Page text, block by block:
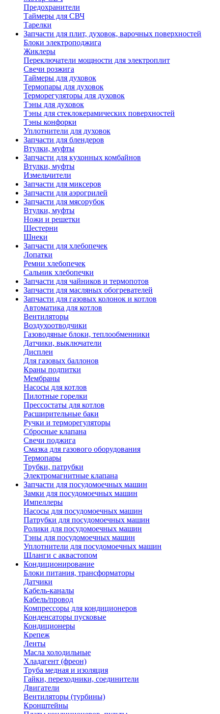
Предохранители
Таймеры для СВЧ
Тарелки
Запчасти для плит, духовок, варочных поверхностей
Блоки электроподжига
Жиклеры
Переключатели мощности для электроплит
Свечи розжига
Таймеры для духовок
Термопары для духовок
Терморегуляторы для духовок
Тэны для духовок
Тэны для стеклокерамических поверхностей
Тэны конфорки
Уплотнители для духовок
Запчасти для блендеров
Втулки, муфты
Запчасти для кухонных комбайнов
Втулки, муфты
Измельчители
Запчасти для миксеров
Запчасти для аэрогрилей
Запчасти для мясорубок
Втулки, муфты
Ножи и решетки
Шестерни
Шнеки
Запчасти для хлебопечек
Лопатки
Ремни хлебопечек
Сальник хлебопечки
Запчасти для чайников и термопотов
Запчасти для масляных обогревателей
Запчасти для газовых колонок и котлов
Автоматика для котлов
Вентиляторы
Воздухоотводчики
Газоводяные блоки, теплообменники
Датчики, выключатели
Дисплеи
Для газовых баллонов
Краны подпитки
Мембраны
Насосы для котлов
Пилотные горелки
Прессостаты для котлов
Расширительные баки
Ручки и терморегуляторы
Сбросные клапана
Свечи поджига
Смазка для газового оборудования
Термопары
Трубки, патрубки
Электромагнитные клапана
Запчасти для посудомоечных машин
Замки для посудомоечных машин
Импеллеры
Насосы для посудомоечных машин
Патрубки для посудомоечных машин
Ролики для посудомоечных машин
Тэны для посудомоечных машин
Уплотнители для посудомоечных машин
Шланги с аквастопом
Кондиционирование
Блоки питания, трансформаторы
Датчики
Кабель-каналы
Кабель/провод
Компрессоры для кондиционеров
Конденсаторы пусковые
Кондиционеры
Крепеж
Ленты
Масла холодильные
Хладагент (фреон)
Труба медная и изоляция
Гайки, переходники, соединители
Двигатели
Вентиляторы (турбины)
Кронштейны